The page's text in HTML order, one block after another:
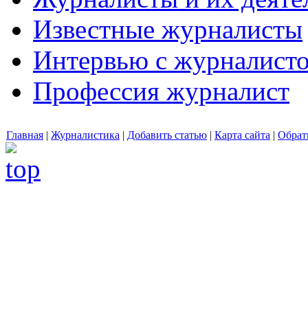
Известные журналисты
Интервью с
Профессия журналист
Главная | Журналистика | Добавить статью | Карта сайта |